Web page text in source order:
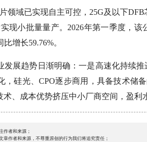
领域已实现自主可控，25G及以下
现小批量量产。2026年第一季度，该
增长59.76%。
展趋势日渐明确：一是高速化持续推
，硅光、CPO逐步商用，具备技术储
、成本优势挤压中小厂商空间，盈利
作者和来源；
作者和来源，不尊重原创的行为我们将追究责任；